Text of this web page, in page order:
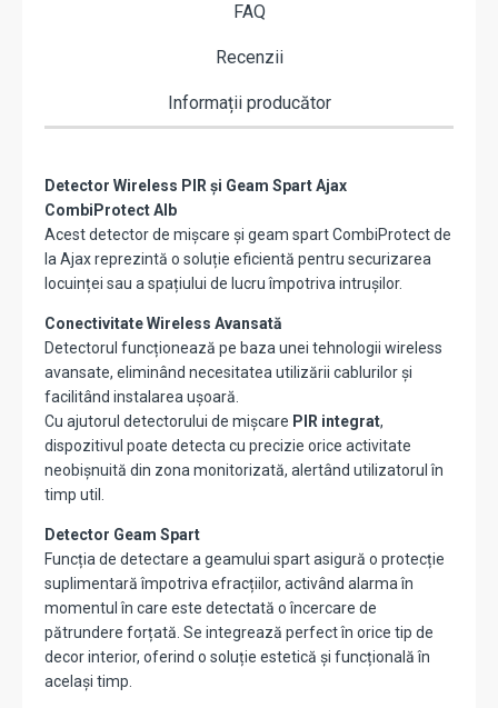
FAQ
Recenzii
Informații producător
Detector Wireless PIR și Geam Spart Ajax
CombiProtect Alb
Acest detector de mișcare și geam spart CombiProtect de
la Ajax reprezintă o soluție eficientă pentru securizarea
locuinței sau a spațiului de lucru împotriva intrușilor.
Conectivitate Wireless Avansată
Detectorul funcționează pe baza unei tehnologii wireless
avansate, eliminând necesitatea utilizării cablurilor și
facilitând instalarea ușoară.
Cu ajutorul detectorului de mișcare PIR integrat,
dispozitivul poate detecta cu precizie orice activitate
neobișnuită din zona monitorizată, alertând utilizatorul în
timp util.
Detector Geam Spart
Funcția de detectare a geamului spart asigură o protecție
suplimentară împotriva efracțiilor, activând alarma în
momentul în care este detectată o încercare de
pătrundere forțată. Se integrează perfect în orice tip de
decor interior, oferind o soluție estetică și funcțională în
același timp.